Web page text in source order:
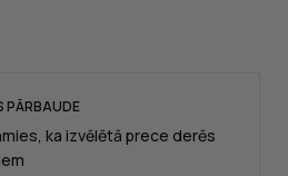
PĀRBAUDE
ka izvēlētā prece derēs